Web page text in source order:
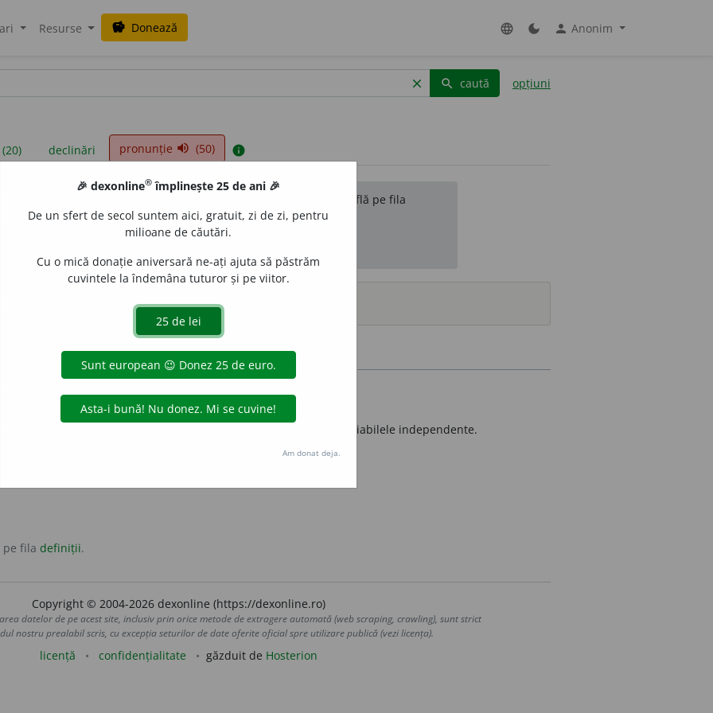
Resurse savings Donează language dark_mode person Anonim
clear search caută opțiuni
declinări pronunție volume_up (50) info
sunt compilate de echipa dexonline. Definițiile originale se află pe fila
reordona filele pe pagina depreferințe.
surse
limpede.
antonime:
implicit
Care este egal cu o anumită expresie ce conține numai variabilele independente.
pe fila definiții.
Copyright © 2004-2026 dexonline (https://dexonline.ro)
datelor de pe acest site, inclusiv prin orice metode de extragere automată (web scraping, crawling), sunt strict
nostru prealabil scris, cu excepția seturilor de date oferite oficial spre utilizare publică (vezi licența).
licență confidențialitate găzduit de Hosterion
🎉 dexonline® împlinește 25 de ani 🎉
De un sfert de secol suntem aici, gratuit, zi de zi, pentru
milioane de căutări.
Cu o mică donație aniversară ne-ați ajuta să păstrăm
cuvintele la îndemâna tuturor și pe viitor.
Am donat deja.